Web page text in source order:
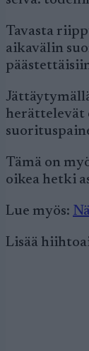
Tavasta
aikavälin
herättelevät
Tämä on
oikea hetki
Lue myös:
Lisää